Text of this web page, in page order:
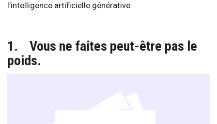
l’intelligence artificielle générative.
1. Vous ne faites peut-être pas le
poids.